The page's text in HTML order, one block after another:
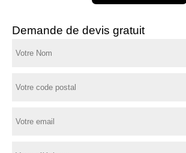
Demande de devis gratuit